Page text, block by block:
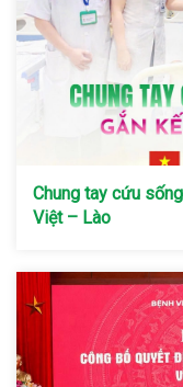
Chung tay cứu
Việt – Lào